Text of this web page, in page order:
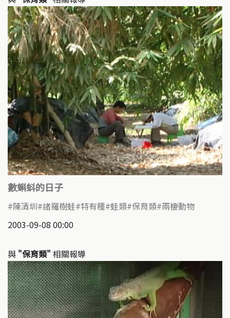
k
數蝌蚪的日子
陳清圳 諸羅樹蛙 特有種 蛙類 保育類 兩棲動物
2003-09-08 00:00
與 "保育類" 相關報導